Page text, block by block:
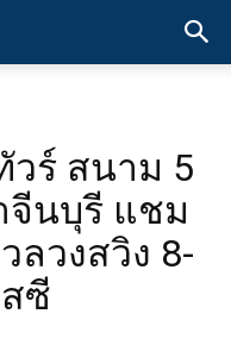
วร์ สนาม 5
จีนบุรี แชม
ลวงสวิง 8-
ซี